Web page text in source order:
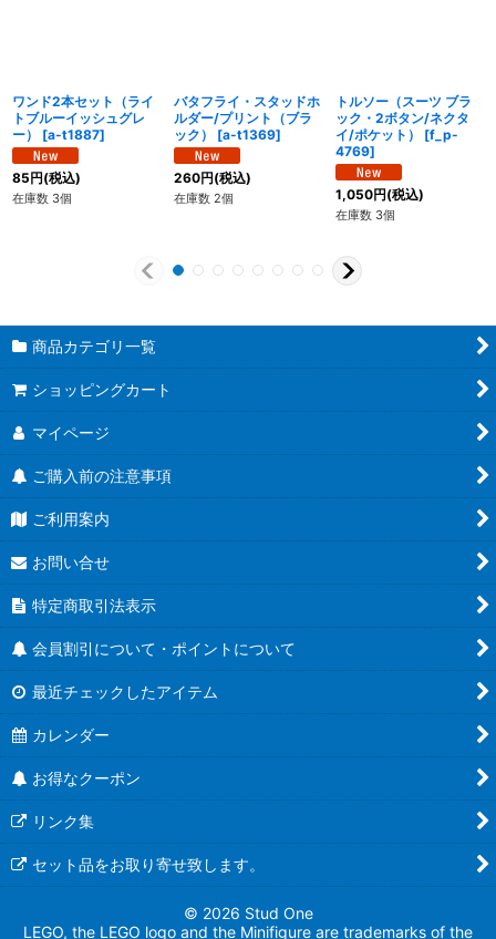
ワンド2本セット（ライ
トブルーイッシュグレ
ー）
[a-t1887]
85円(税込)
在庫数 3個
バタフライ・スタッドホ
ルダー/プリント（ブラ
ック）
[a-t1369]
260円(税込)
在庫数 2個
トルソー（スーツ ブラ
ック・2ボタン/ネクタ
イ/ポケット）
[f_p-
4769]
1,050円(税込)
在庫数 3個
商品カテゴリ一覧
ショッピングカート
マイページ
ご購入前の注意事項
ご利用案内
お問い合せ
特定商取引法表示
会員割引について・ポイントについて
最近チェックしたアイテム
カレンダー
お得なクーポン
リンク集
セット品をお取り寄せ致します。
© 2026 Stud One
LEGO, the LEGO logo and the Minifigure are trademarks of the